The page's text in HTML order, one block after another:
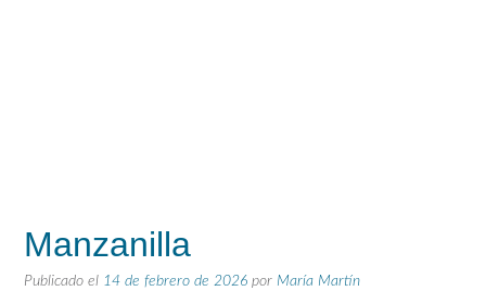
Manzanilla
Publicado el 14 de febrero de 2026 por María Martín